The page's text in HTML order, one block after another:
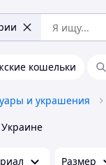
кошельки
и украшения
Украине
Размер